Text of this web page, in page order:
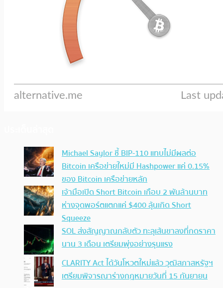
Michael Saylor ชี้ BIP-110 แทบไม่มีผลต่อ
Bitcoin เครือข่ายใหม่มี Hashpower แค่ 0.15%
ของ Bitcoin เครือข่ายหลัก
เจ้ามือเปิด Short Bitcoin เกือบ 2 พันล้านบาท
ห่างจุดพอร์ตแตกแค่ $400 ลุ้นเกิด Short
Squeeze
SOL ส่งสัญญาณกลับตัว ทะลุเส้นขาลงที่กดราคา
นาน 3 เดือน เตรียมพุ่งอย่างรุนแรง
CLARITY Act ได้วันโหวตใหม่แล้ว วุฒิสภาสหรัฐฯ
เตรียมพิจารณาร่างกฎหมายวันที่ 15 กันยายน